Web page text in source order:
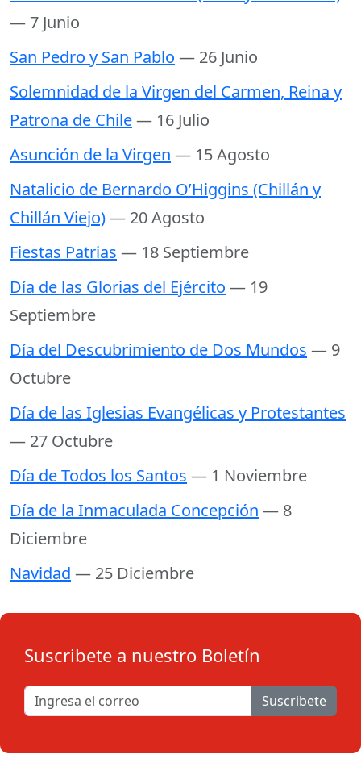
— 7 Junio
San Pedro y San Pablo — 26 Junio
Solemnidad de la Virgen del Carmen, Reina y
Patrona de Chile— 16 Julio
Asunción de la Virgen — 15 Agosto
Natalicio de Bernardo O’Higgins (Chillán y
Chillán Viejo)— 20 Agosto
Fiestas Patrias — 18 Septiembre
Día de las Glorias del Ejército — 19
Septiembre
Día del Descubrimiento de Dos Mundos — 9
Octubre
Día de las Iglesias Evangélicas y Protestantes
— 27 Octubre
Día de Todos los Santos — 1 Noviembre
Día de la Inmaculada Concepción — 8
Diciembre
Navidad — 25 Diciembre
Suscribete a nuestro Boletín
Suscribete